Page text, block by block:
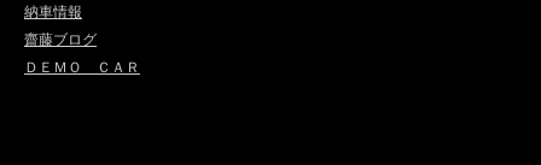
納車情報
齋藤ブログ
ＤＥＭＯ ＣＡＲ